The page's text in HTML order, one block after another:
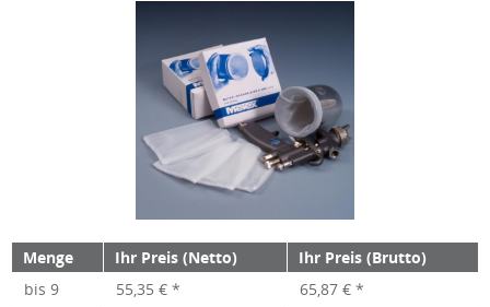
Menge Ihr Preis (Netto)
Ihr Preis (Brutto)
bis 9 55,35 € *
65,87 € *